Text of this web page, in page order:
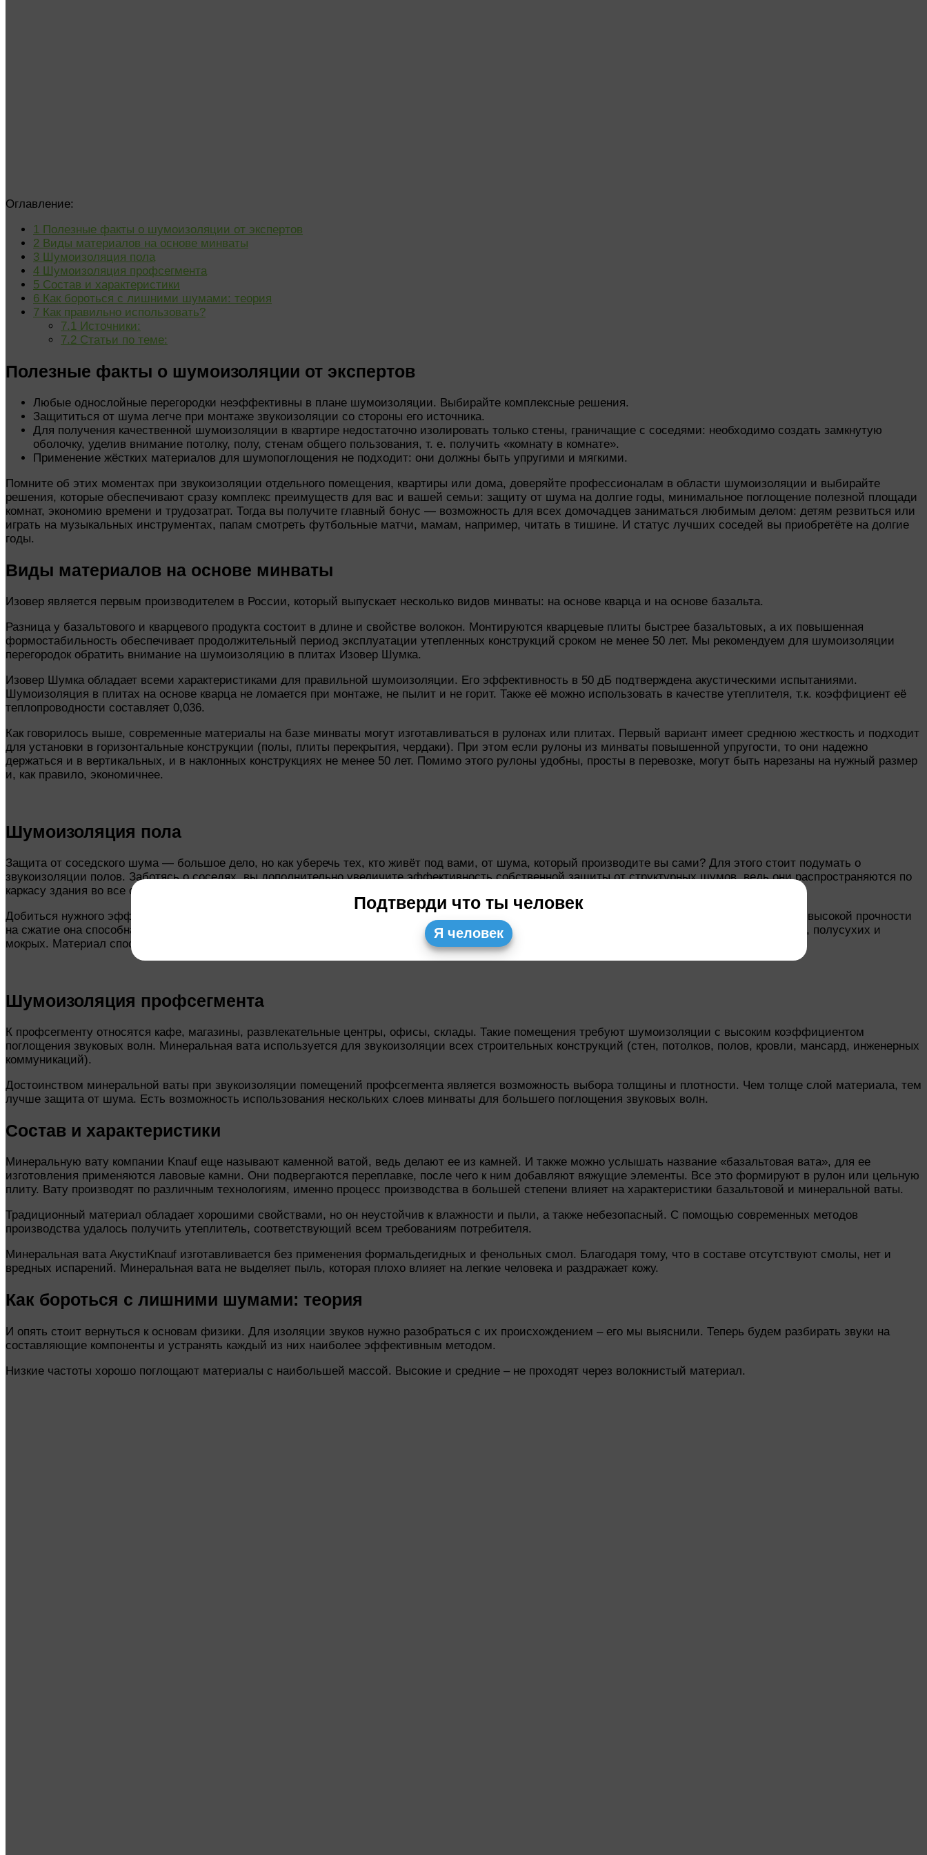
Оглавление:
1 Полезные факты о шумоизоляции от экспертов
2 Виды материалов на основе минваты
3 Шумоизоляция пола
4 Шумоизоляция профсегмента
5 Состав и характеристики
6 Как бороться с лишними шумами: теория
7 Как правильно использовать?
7.1 Источники:
7.2 Статьи по теме:
Полезные факты о шумоизоляции от экспертов
Любые однослойные перегородки неэффективны в плане шумоизоляции. Выбирайте комплексные решения.
Защититься от шума легче при монтаже звукоизоляции со стороны его источника.
Для получения качественной шумоизоляции в квартире недостаточно изолировать только стены, граничащие с соседями: необходимо создать замкнутую
оболочку, уделив внимание потолку, полу, стенам общего пользования, т. е. получить «комнату в комнате».
Применение жёстких материалов для шумопоглощения не подходит: они должны быть упругими и мягкими.
Помните об этих моментах при звукоизоляции отдельного помещения, квартиры или дома, доверяйте профессионалам в области шумоизоляции и выбирайте
решения, которые обеспечивают сразу комплекс преимуществ для вас и вашей семьи: защиту от шума на долгие годы, минимальное поглощение полезной площади
комнат, экономию времени и трудозатрат. Тогда вы получите главный бонус — возможность для всех домочадцев заниматься любимым делом: детям резвиться или
играть на музыкальных инструментах, папам смотреть футбольные матчи, мамам, например, читать в тишине. И статус лучших соседей вы приобретёте на долгие
годы.
Виды материалов на основе минваты
Изовер является первым производителем в России, который выпускает несколько видов минваты: на основе кварца и на основе базальта.
Разница у базальтового и кварцевого продукта состоит в длине и свойстве волокон. Монтируются кварцевые плиты быстрее базальтовых, а их повышенная
формостабильность обеспечивает продолжительный период эксплуатации утепленных конструкций сроком не менее 50 лет. Мы рекомендуем для шумоизоляции
перегородок обратить внимание на шумоизоляцию в плитах Изовер Шумка.
Изовер Шумка обладает всеми характеристиками для правильной шумоизоляции. Его эффективность в 50 дБ подтверждена акустическими испытаниями.
Шумоизоляция в плитах на основе кварца не ломается при монтаже, не пылит и не горит. Также её можно использовать в качестве утеплителя, т.к. коэффициент её
теплопроводности составляет 0,036.
Как говорилось выше, современные материалы на базе минваты могут изготавливаться в рулонах или плитах. Первый вариант имеет среднюю жесткость и подходит
для установки в горизонтальные конструкции (полы, плиты перекрытия, чердаки). При этом если рулоны из минваты повышенной упругости, то они надежно
держаться и в вертикальных, и в наклонных конструкциях не менее 50 лет. Помимо этого рулоны удобны, просты в перевозке, могут быть нарезаны на нужный размер
и, как правило, экономичнее.
Шумоизоляция пола
Защита от соседского шума — большое дело, но как уберечь тех, кто живёт под вами, от шума, который производите вы сами? Для этого стоит подумать о
звукоизоляции полов. Заботясь о соседях, вы дополнительно увеличите эффективность собственной защиты от структурных шумов, ведь они распространяются по
каркасу здания во все стороны и могут проникать к вам в квартиру даже через пол.
Добиться нужного эффекта позволяет укладка под стяжку специализированной жёсткой минваты, например ИЗОВЕР Плавающий пол. Благодаря высокой прочности
на сжатие она способна нести значительные нагрузки, поэтому применяется в качестве вибродемпфирующего слоя в любых видах стяжек: сухих, полусухих и
мокрых. Материал способен на 44 дБ снизить уровень ударного шума под перекрытием и на 13 дБ — воздушного.
Шумоизоляция профсегмента
К профсегменту относятся кафе, магазины, развлекательные центры, офисы, склады. Такие помещения требуют шумоизоляции с высоким коэффициентом
поглощения звуковых волн. Минеральная вата используется для звукоизоляции всех строительных конструкций (стен, потолков, полов, кровли, мансард, инженерных
коммуникаций).
Достоинством минеральной ваты при звукоизоляции помещений профсегмента является возможность выбора толщины и плотности. Чем толще слой материала, тем
лучше защита от шума. Есть возможность использования нескольких слоев минваты для большего поглощения звуковых волн.
Состав и характеристики
Минеральную вату компании Knauf еще называют каменной ватой, ведь делают ее из камней. И также можно услышать название «базальтовая вата», для ее
изготовления применяются лавовые камни. Они подвергаются переплавке, после чего к ним добавляют вяжущие элементы. Все это формируют в рулон или цельную
плиту. Вату производят по различным технологиям, именно процесс производства в большей степени влияет на характеристики базальтовой и минеральной ваты.
Традиционный материал обладает хорошими свойствами, но он неустойчив к влажности и пыли, а также небезопасный. С помощью современных методов
производства удалось получить утеплитель, соответствующий всем требованиям потребителя.
Минеральная вата АкустиKnauf изготавливается без применения формальдегидных и фенольных смол. Благодаря тому, что в составе отсутствуют смолы, нет и
вредных испарений. Минеральная вата не выделяет пыль, которая плохо влияет на легкие человека и раздражает кожу.
Как бороться с лишними шумами: теория
И опять стоит вернуться к основам физики. Для изоляции звуков нужно разобраться с их происхождением – его мы выяснили. Теперь будем разбирать звуки на
составляющие компоненты и устранять каждый из них наиболее эффективным методом.
Низкие частоты хорошо поглощают материалы с наибольшей массой. Высокие и средние ‒ не проходят через волокнистый материал.
Подтверди что ты человек
Я человек